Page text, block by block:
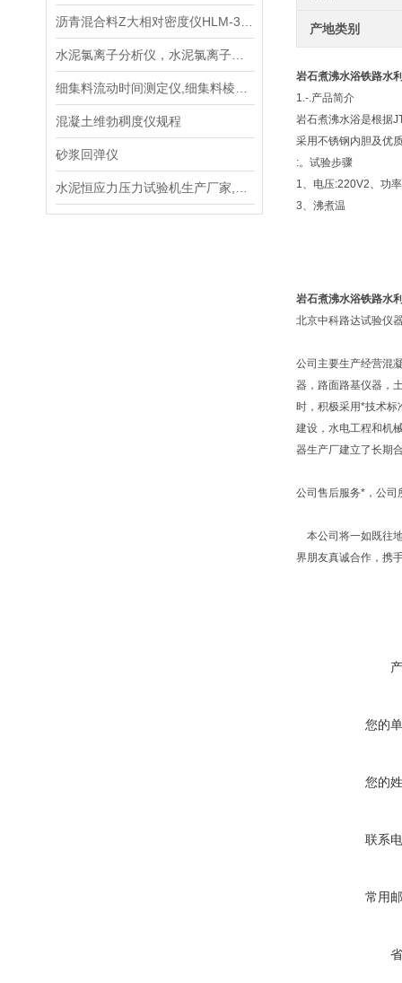
混凝土维勃稠度仪规程
砂浆回弹仪
产地类别
岩石煮沸水浴铁路水
1.-.产品简介
岩石煮沸水浴是根据
采用不锈钢内胆及优
:。试验步骤
1、电压:220V2、功
3、沸煮温
岩石煮沸水浴铁路水
北京中科路达试验仪
公司主要生产经营混
器，路面路基仪器，
时，积极采用*技术
建设，水电工程和机
器生产厂建立了长期
公司售后服务*，公司
本公司将一如既往
界朋友真诚合作，携
您的
您的
联系
常用